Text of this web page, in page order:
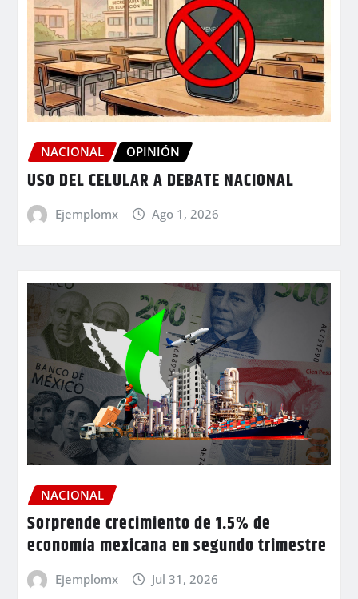
NACIONAL OPINIÓN
USO DEL CELULAR A DEBATE NACIONAL
Ejemplomx Ago 1, 2026
NACIONAL
Sorprende crecimiento de 1.5% de
economía mexicana en segundo trimestre
Ejemplomx Jul 31, 2026